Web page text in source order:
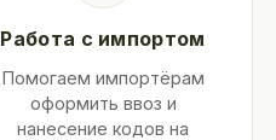
Работа с импортом
Помогаем импортёрам
оформить ввоз и
нанесение кодов на